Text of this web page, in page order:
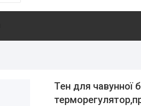
Тен для чавунної